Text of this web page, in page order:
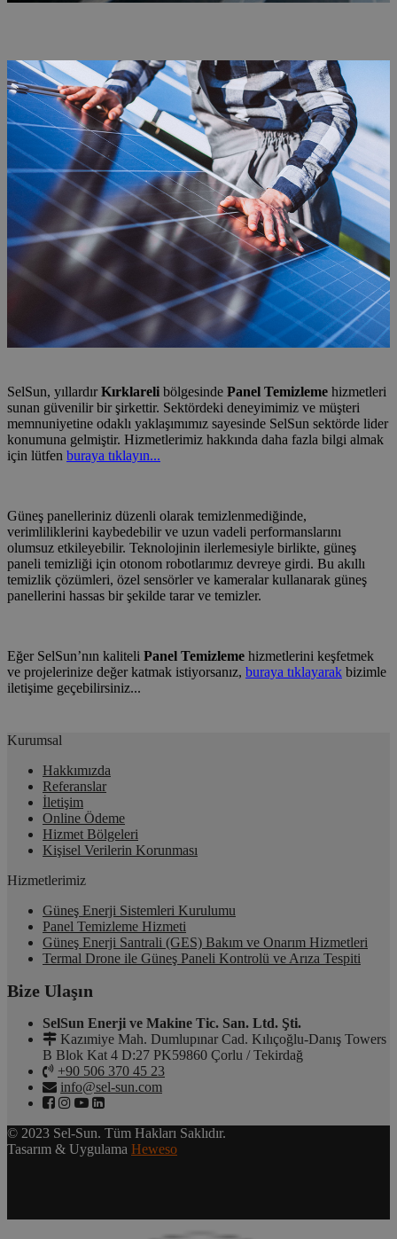
SelSun, yıllardırKırklareli bölgesinde Panel Temizleme hizmetleri
sunan güvenilir bir şirkettir. Sektördeki deneyimimiz ve müşteri
memnuniyetine odaklı yaklaşımımız sayesinde SelSun sektörde lider
konumuna gelmiştir. Hizmetlerimiz hakkında daha fazla bilgi almak
için lütfen buraya tıklayın...
Güneş panelleriniz düzenli olarak temizlenmediğinde,
verimliliklerini kaybedebilir ve uzun vadeli performanslarını
olumsuz etkileyebilir. Teknolojinin ilerlemesiyle birlikte, güneş
paneli temizliği için otonom robotlarımız devreye girdi. Bu akıllı
temizlik çözümleri, özel sensörler ve kameralar kullanarak güneş
panellerini hassas bir şekilde tarar ve temizler.
Eğer SelSun’nın kaliteli Panel Temizleme hizmetlerini keşfetmek
ve projelerinize değer katmak istiyorsanız, buraya tıklayarak bizimle
iletişime geçebilirsiniz...
Kurumsal
Hakkımızda
Referanslar
İletişim
Online Ödeme
Hizmet Bölgeleri
Kişisel Verilerin Korunması
Hizmetlerimiz
Güneş Enerji Sistemleri Kurulumu
Panel Temizleme Hizmeti
Güneş Enerji Santrali (GES) Bakım ve Onarım Hizmetleri
Termal Drone ile Güneş Paneli Kontrolü ve Arıza Tespiti
Bize Ulaşın
SelSun Enerji ve Makine Tic. San. Ltd. Şti.
Kazımiye Mah. Dumlupınar Cad. Kılıçoğlu-Danış Towers
B Blok Kat 4 D:27 PK59860 Çorlu / Tekirdağ
+90 506 370 45 23
info@sel-sun.com
© 2023 Sel-Sun. Tüm Hakları Saklıdır.
Tasarım & Uygulama Heweso